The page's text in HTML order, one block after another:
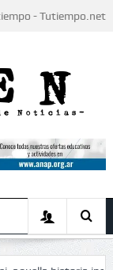
- Tutiempo.net